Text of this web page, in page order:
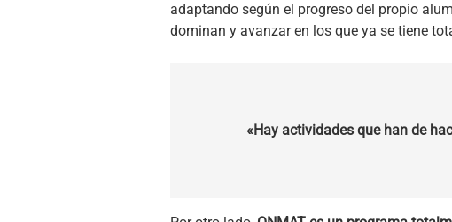
adaptando según el progreso del propio
dominan y avanzar en los que ya se tiene
«Hay actividades que han de